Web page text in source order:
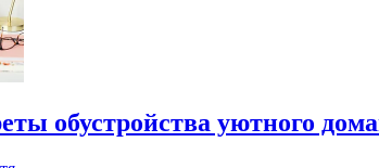
обустройства уютного